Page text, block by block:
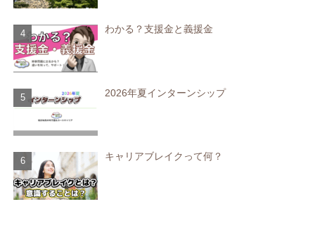
わかる？支援金と義援金
2026年夏インターンシップ
キャリアブレイクって何？